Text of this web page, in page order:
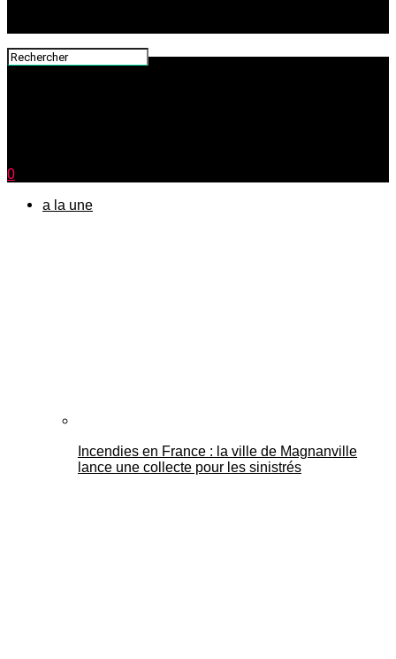
0
a la une
Incendies en France : la ville de Magnanville
lance une collecte pour les sinistrés